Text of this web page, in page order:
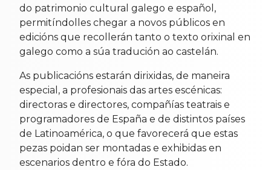
do patrimonio cultural galego e español,
permitíndolles chegar a novos públicos en
edicións que recollerán tanto o texto orixinal en
galego como a súa tradución ao castelán.
As publicacións estarán dirixidas, de maneira
especial, a profesionais das artes escénicas:
directoras e directores, compañías teatrais e
programadores de España e de distintos países
de Latinoamérica, o que favorecerá que estas
pezas poidan ser montadas e exhibidas en
escenarios dentro e fóra do Estado.